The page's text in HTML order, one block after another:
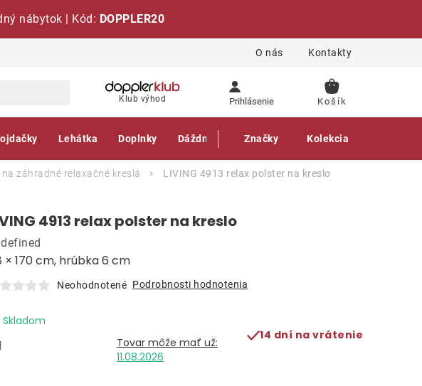
nábytok | Kód: DOPPLER20
O nás Kontakty
Klub výhod Prihlásenie
NÁKUPNÝ
Lehátka Doplnky Dáždniky Gastro produkty
Značky Kolekcia
záhradné relaxačné kreslá
LIVING 4913 relax polster na kreslo
4913 relax polster na kreslo
× 170 cm, hrúbka 6 cm
Neohodnotené Podrobnosti hodnotenia
Skladom
11.08.2026
14 dní na vrátenie